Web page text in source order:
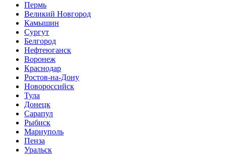
Пермь
Великий Новгород
Камышин
Сургут
Белгород
Нефтеюганск
Воронеж
Краснодар
Ростов-на-Дону
Новороссийск
Тула
Донецк
Сарапул
Рыбиск
Мариуполь
Пенза
Уральск